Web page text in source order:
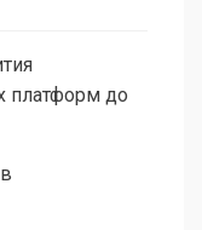
платформ до